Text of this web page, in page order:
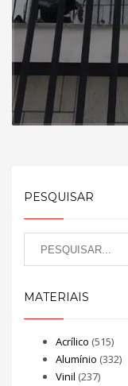
PESQUISAR
MATERIAIS
Acrílico (515)
Alumínio (332)
Vinil (237)